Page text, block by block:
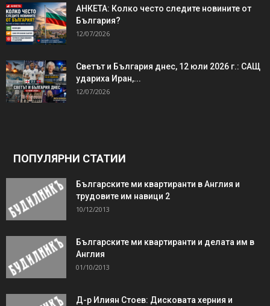
АНКЕТА: Колко често следите новините от
България?
12/07/2026
Светът и България днес, 12 юли 2026 г.: САЩ
удариха Иран,...
12/07/2026
ПОПУЛЯРНИ СТАТИИ
Българските ми квартиранти в Англия и
трудовите им навици 2
10/12/2013
Българските ми квартиранти и делата им в
Англия
01/10/2013
Д-р Илиян Стоев: Дисковата херния и